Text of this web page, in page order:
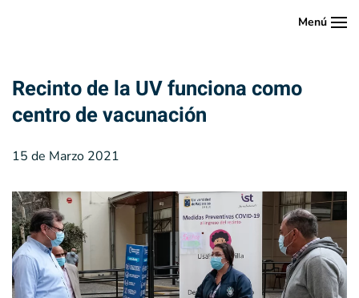
Menú
Recinto de la UV funciona como
centro de vacunación
15 de Marzo 2021